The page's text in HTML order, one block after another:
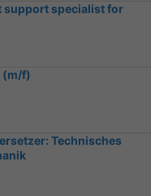
support specialist for
(m/f)
Technisches